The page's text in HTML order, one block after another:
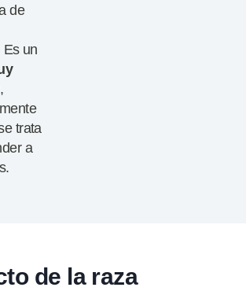
de
Es un
,
trata
a
de la raza